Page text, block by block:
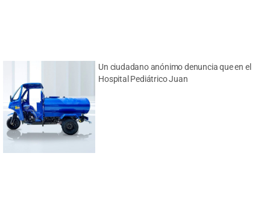
Un ciudadano anónimo denuncia que en el
Hospital Pediátrico Juan